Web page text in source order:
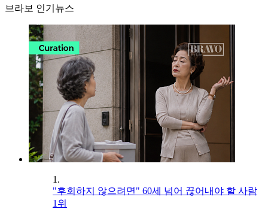
브라보 인기뉴스
1.
"후회하지 않으려면" 60세 넘어 끊어내야 할 사람
1위